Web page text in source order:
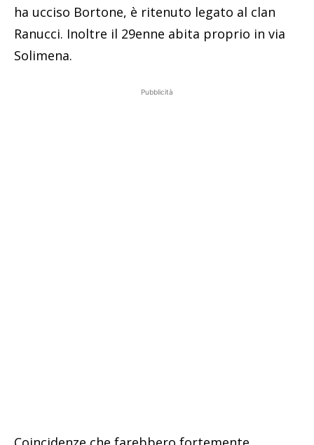
ha ucciso Bortone, è ritenuto legato al clan
Ranucci. Inoltre il 29enne abita proprio in via
Solimena.
Pubblicità